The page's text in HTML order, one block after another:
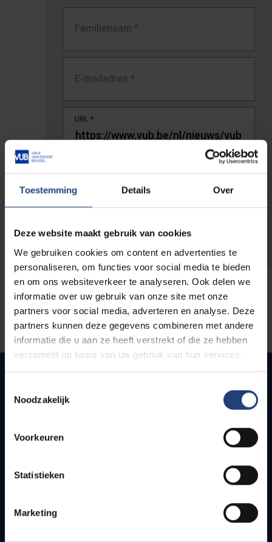
Toestemming Details Over
Deze website maakt gebruik van cookies
We gebruiken cookies om content en advertenties te
personaliseren, om functies voor social media te bieden
en om ons websiteverkeer te analyseren. Ook delen we
informatie over uw gebruik van onze site met onze
partners voor social media, adverteren en analyse. Deze
partners kunnen deze gegevens combineren met andere
informatie die u aan ze heeft verstrekt of die ze hebben
verzameld op basis van uw gebruik van hun services.
Noodzakelijk
Voorkeuren
Statistieken
Marketing
Familienaam *
E-mailadres *
URL *
De volledige URL van de pagina waar je de fout zag.
Snel naar
Bereikbaarheid